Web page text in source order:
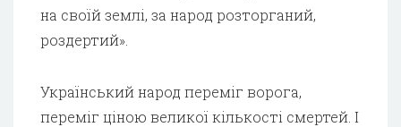
на своїй землі, за народ розторганий,
роздертий».
Український народ переміг ворога,
переміг ціною великої кількості смертей. І